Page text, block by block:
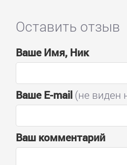
Оставить отзыв
Ваше Имя, Ник
Ваше E-mail(не виден
Ваш комментарий